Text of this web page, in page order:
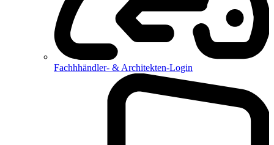
Fachhhändler- & Architekten-Login